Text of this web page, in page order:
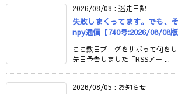
2026/08/08 : 迷走日記
失敗しまくってます。でも、
npy通信【740号:2026/08/08版
ここ数日ブログをサボって何を
先日予告しました「RSSアー ...
2026/08/05 : お知らせ